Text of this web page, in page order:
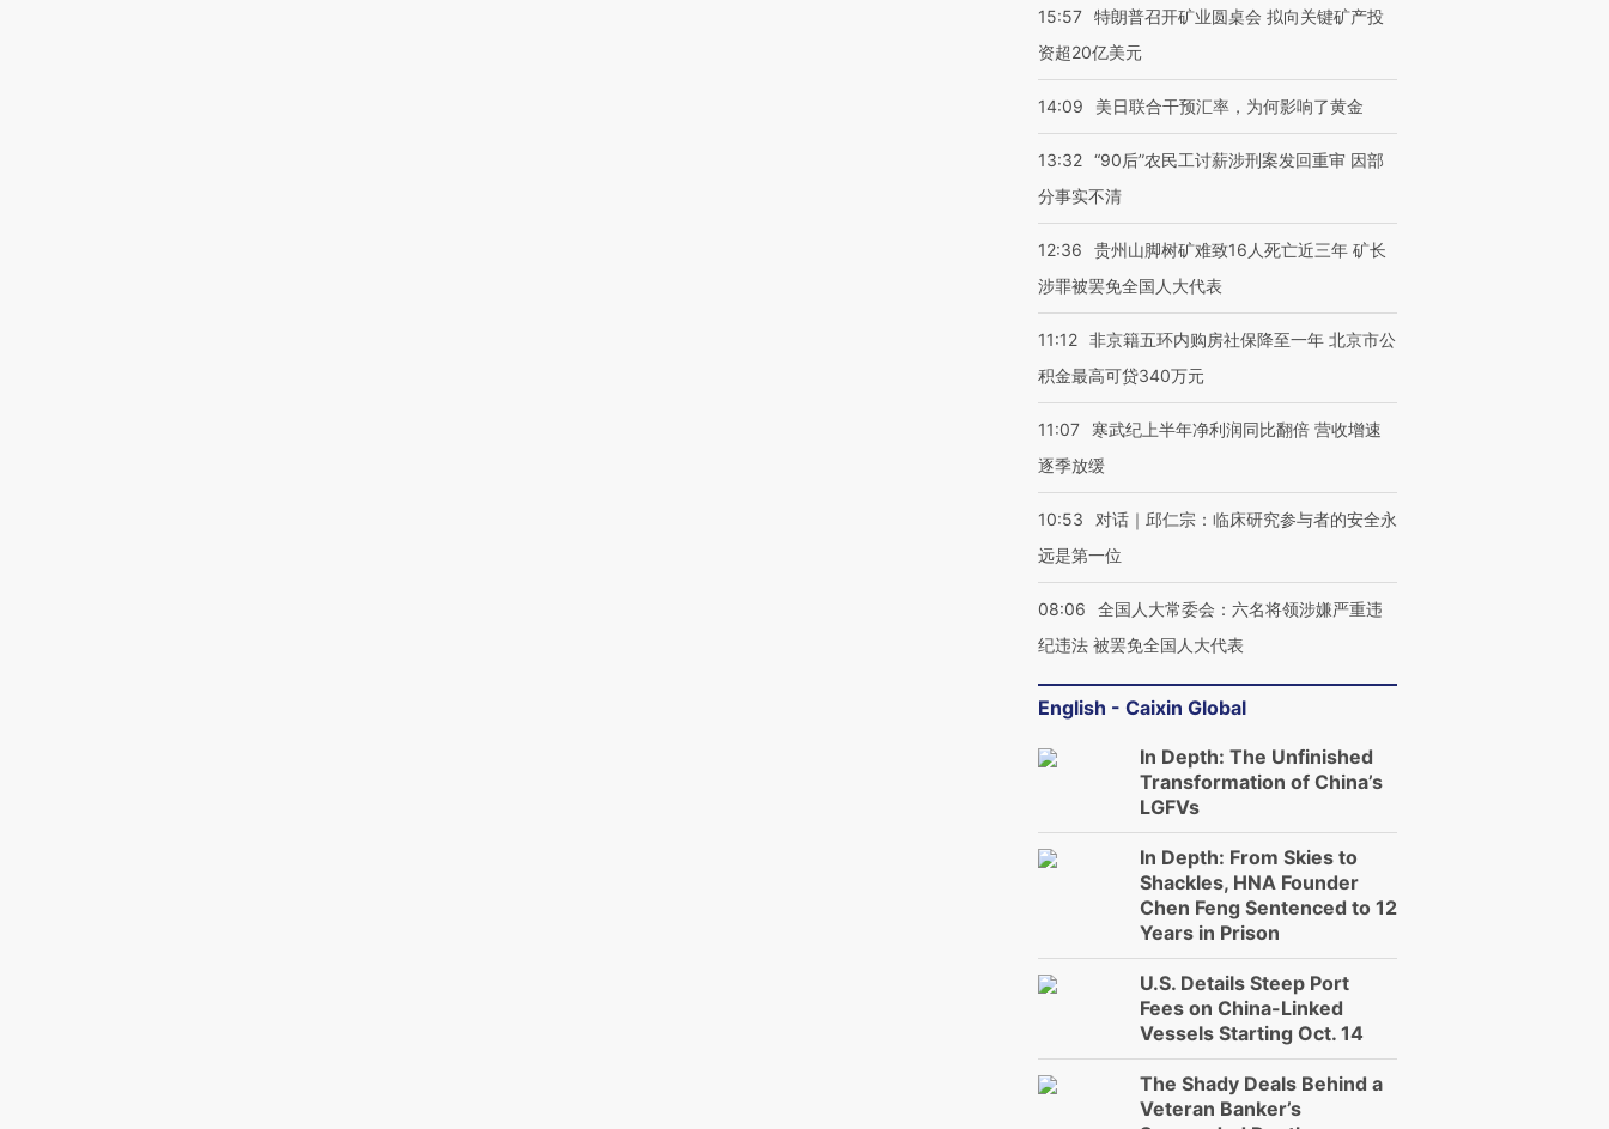
15:57 特朗普召开矿业圆桌会 拟向关键矿产投
资超20亿美元
14:09 美日联合干预汇率，为何影响了黄金
13:32 “90后”农民工讨薪涉刑案发回重审 因部
分事实不清
12:36
贵州山脚树矿难致16人死亡近三年 矿长
涉罪被罢免全国人大代表
11:12 非京籍五环内购房社保降至一年 北京市公
积金最高可贷340万元
11:07
寒武纪上半年净利润同比翻倍 营收增速
逐季放缓
10:53
对话｜邱仁宗：临床研究参与者的安全永
远是第一位
08:06
全国人大常委会：六名将领涉嫌严重违
纪违法 被罢免全国人大代表
English - Caixin Global
In Depth: The Unfinished
Transformation of China’s
LGFVs
In Depth: From Skies to
Shackles, HNA Founder
Chen Feng Sentenced to 12
Years in Prison
U.S. Details Steep Port
Fees on China-Linked
Vessels Starting Oct. 14
The Shady Deals Behind a
Veteran Banker’s